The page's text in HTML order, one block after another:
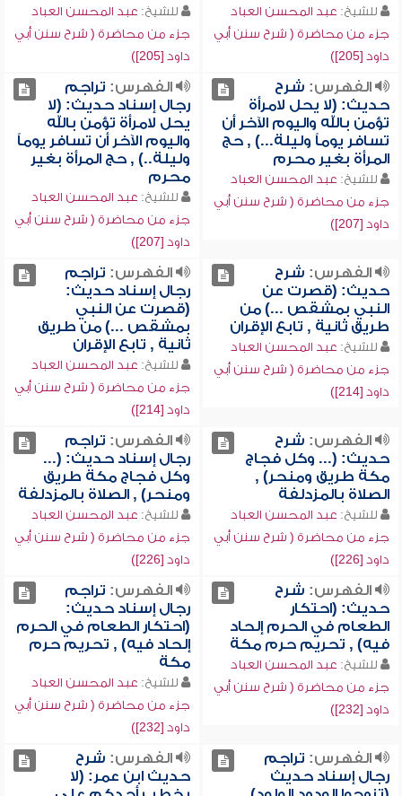
للشيخ: عبد المحسن العباد
جزء من محاضرة ( شرح سنن أبي
داود [205])
للشيخ: عبد المحسن العباد
جزء من محاضرة ( شرح سنن أبي
داود [205])
الفهرس: شرح
حديث: (لا يحل لامرأة
تؤمن بالله واليوم الآخر أن
تسافر يوماً وليلة...) , حج
المرأة بغير محرم
للشيخ: عبد المحسن العباد
جزء من محاضرة ( شرح سنن أبي
داود [207])
الفهرس: تراجم
رجال إسناد حديث: (لا
يحل لامرأة تؤمن بالله
واليوم الآخر أن تسافر يوماً
وليلة..) , حج المرأة بغير
محرم
للشيخ: عبد المحسن العباد
جزء من محاضرة ( شرح سنن أبي
داود [207])
الفهرس: شرح
حديث: (قصرت عن
النبي بمشقص ...) من
طريق ثانية , تابع الإقران
للشيخ: عبد المحسن العباد
جزء من محاضرة ( شرح سنن أبي
داود [214])
الفهرس: تراجم
رجال إسناد حديث:
(قصرت عن النبي
بمشقص ...) من طريق
ثانية , تابع الإقران
للشيخ: عبد المحسن العباد
جزء من محاضرة ( شرح سنن أبي
داود [214])
الفهرس: شرح
حديث: (... وكل فجاج
مكة طريق ومنحر) ,
الصلاة بالمزدلفة
للشيخ: عبد المحسن العباد
جزء من محاضرة ( شرح سنن أبي
داود [226])
الفهرس: تراجم
رجال إسناد حديث: (...
وكل فجاج مكة طريق
ومنحر) , الصلاة بالمزدلفة
للشيخ: عبد المحسن العباد
جزء من محاضرة ( شرح سنن أبي
داود [226])
الفهرس: شرح
حديث: (احتكار
الطعام في الحرم إلحاد
فيه) , تحريم حرم مكة
للشيخ: عبد المحسن العباد
جزء من محاضرة ( شرح سنن أبي
داود [232])
الفهرس: تراجم
رجال إسناد حديث:
(احتكار الطعام في الحرم
إلحاد فيه) , تحريم حرم
مكة
للشيخ: عبد المحسن العباد
جزء من محاضرة ( شرح سنن أبي
داود [232])
الفهرس: تراجم
رجال إسناد حديث
الفهرس: شرح
حديث ابن عمر: (لا